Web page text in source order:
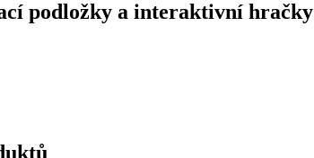
podložky a interaktivní hračky